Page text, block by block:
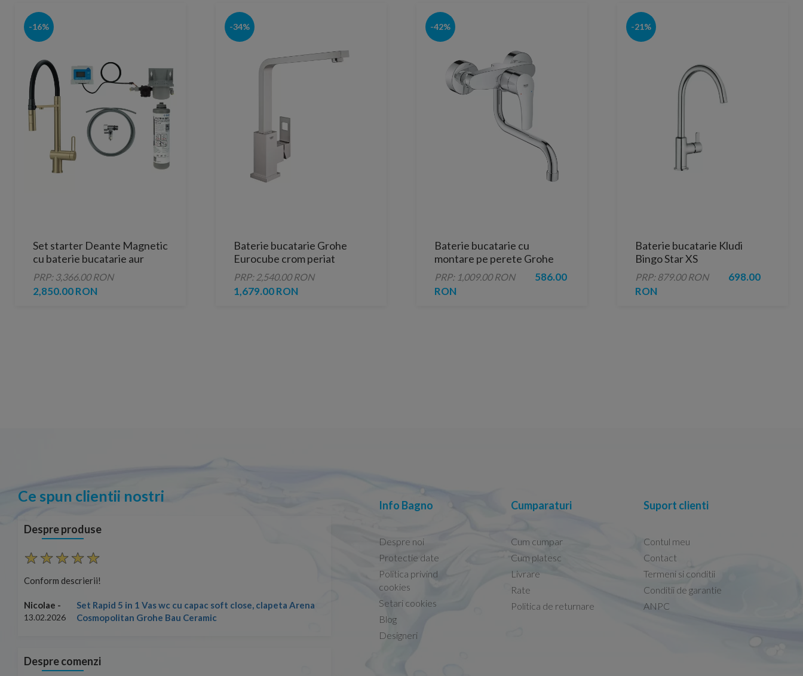
-16%
Set starter Deante Magnetic
cu baterie bucatarie aur
PRP: 3,366.00 RON
2,850.00 RON
-34%
Baterie bucatarie Grohe
Eurocube crom periat
Supersteel
PRP: 2,540.00 RON
1,679.00 RON
-42%
Baterie bucatarie cu
montare pe perete Grohe
Eurosmart crom lucios
PRP: 1,009.00 RON
586.00
RON
-21%
Baterie bucatarie Kludi
Bingo Star XS
PRP: 879.00 RON
698.00
RON
Ce spun clientii nostri
Despre produse
Conform descrierii!
Nicolae -
13.02.2026
Set Rapid 5 in 1 Vas wc cu capac soft close, clapeta Arena
Cosmopolitan Grohe Bau Ceramic
Conform descrierii!
13.02.2026
Capacele Grohe sunt de bună calitate și se
Marius -08.02.2026
Despre comenzi
Info Bagno
Despre noi
Protectie date
Politica privind
cookies
Setari cookies
Blog
Designeri
Cumparaturi
Cum cumpar
Cum platesc
Livrare
Rate
Politica de returnare
Suport clienti
Contul meu
Contact
Termeni si conditii
Conditii de garantie
ANPC